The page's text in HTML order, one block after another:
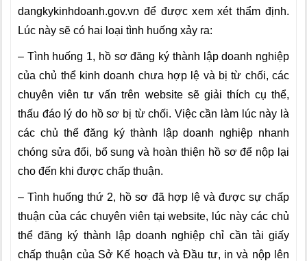
dangkykinhdoanh.gov.vn để được xem xét thẩm định.
Lúc này sẽ có hai loại tình huống xảy ra:
– Tình huống 1, hồ sơ đăng ký thành lập doanh nghiệp
của chủ thể kinh doanh chưa hợp lệ và bị từ chối, các
chuyên viên tư vấn trên website sẽ giải thích cụ thể,
thấu đáo lý do hồ sơ bị từ chối. Việc cần làm lúc này là
các chủ thể đăng ký thành lập doanh nghiệp nhanh
chóng sửa đổi, bổ sung và hoàn thiện hồ sơ để nộp lại
cho đến khi được chấp thuận.
– Tình huống thứ 2, hồ sơ đã hợp lệ và được sự chấp
thuận của các chuyên viên tại website, lúc này các chủ
thể đăng ký thành lập doanh nghiệp chỉ cần tải giấy
chấp thuận của Sở Kế hoạch và Đầu tư, in và nộp lên